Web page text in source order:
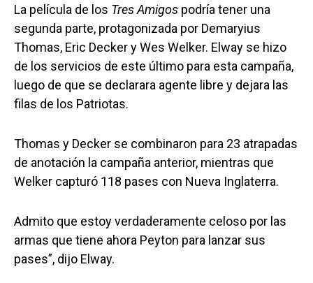
La película de los Tres Amigos podría tener una
segunda parte, protagonizada por Demaryius
Thomas, Eric Decker y Wes Welker. Elway se hizo
de los servicios de este último para esta campaña,
luego de que se declarara agente libre y dejara las
filas de los Patriotas.
Thomas y Decker se combinaron para 23 atrapadas
de anotación la campaña anterior, mientras que
Welker capturó 118 pases con Nueva Inglaterra.
Admito que estoy verdaderamente celoso por las
armas que tiene ahora Peyton para lanzar sus
pases”, dijo Elway.